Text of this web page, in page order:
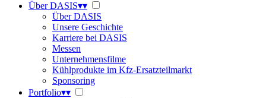
Über DASIS▾▾
Über DASIS
Unsere Geschichte
Karriere bei DASIS
Messen
Unternehmensfilme
Kühlprodukte im Kfz-Ersatzteilmarkt
Sponsoring
Portfolio▾▾